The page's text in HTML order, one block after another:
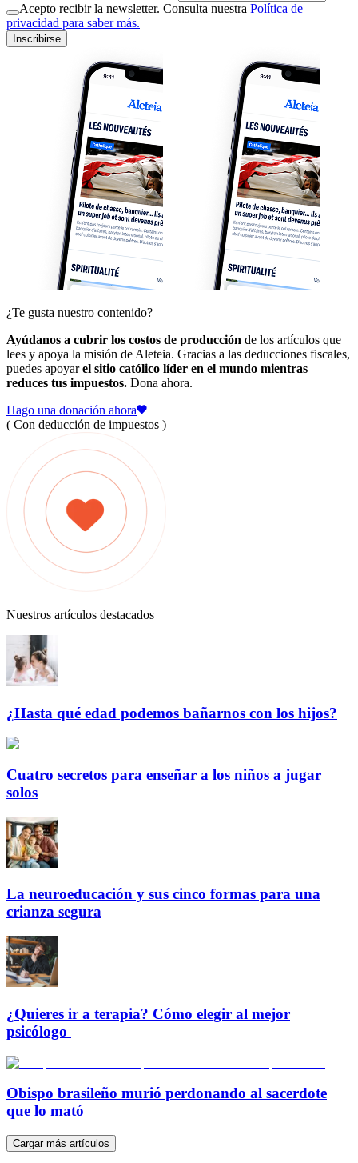
Acepto recibir la newsletter. Consulta nuestra Política de
privacidad para saber más.
Inscribirse
¿Te gusta nuestro contenido?
Ayúdanos a cubrir los costos de producción de los artículos que
lees y apoya la misión de Aleteia. Gracias a las deducciones fiscales,
puedes apoyarel sitio católico líder en el mundo mientras
reduces tus impuestos. Dona ahora.
Hago una donación ahora
( Con deducción de impuestos )
Nuestros artículos destacados
¿Hasta qué edad podemos bañarnos con los hijos?
Cuatro secretos para enseñar a los niños a jugar
solos
La neuroeducación y sus cinco formas para una
crianza segura
¿Quieres ir a terapia? Cómo elegir al mejor
psicólogo
Obispo brasileño murió perdonando al sacerdote
que lo mató
Cargar más artículos